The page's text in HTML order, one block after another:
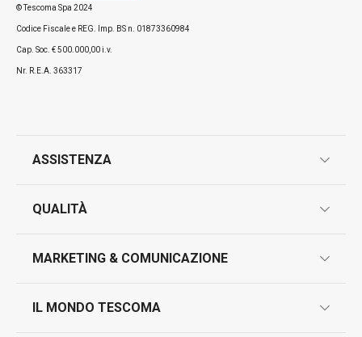
© Tescoma Spa 2024
Codice Fiscale e REG. Imp. BS n. 01873360984
Cap. Soc. € 500.000,00 i.v.
Nr. R.E.A. 363317
ASSISTENZA
contatti
QUALITÀ
test sui prodotti
MARKETING & COMUNICAZIONE
IL MONDO TESCOMA